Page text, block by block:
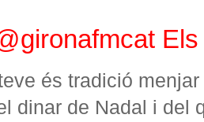
és tradició
dinar de Nadal i del